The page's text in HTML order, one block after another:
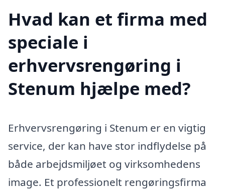
Hvad kan et firma med
speciale i
erhvervsrengøring i
Stenum hjælpe med?
Erhvervsrengøring i Stenum er en vigtig
service, der kan have stor indflydelse på
både arbejdsmiljøet og virksomhedens
image. Et professionelt rengøringsfirma